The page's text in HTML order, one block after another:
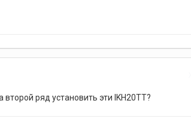
второй ряд установить эти IKH20TT?